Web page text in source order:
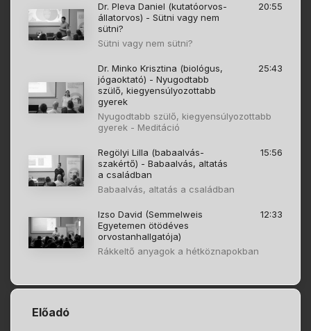
Dr. Pleva Daniel (kutatóorvos-
állatorvos) - Sütni vagy nem
sütni?
20:55
Sütni vagy nem sütni?
Dr. Minko Krisztina (biológus,
jógaoktató) - Nyugodtabb
szülő, kiegyensúlyozottabb
gyerek
25:43
Nyugodtabb szülő, kiegyensúlyozottabb
gyerek - Meditáció
Regölyi Lilla (babaalvás-
szakértő) - Babaalvás, altatás
a családban
15:56
Babaalvás, altatás a családban
Izso David (Semmelweis
Egyetemen ötödéves
orvostanhallgatója)
12:33
Rákkeltő anyagok a hétköznapokban
Előadó